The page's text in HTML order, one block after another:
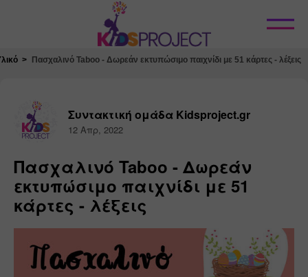
Κλείσιμο
Πασχαλινό Taboo - Δωρεάν εκτυπώσιμο παιχνίδι με 51 κάρτες - λέξεις
Συντακτική ομάδα Kidsproject.gr
12 Απρ, 2022
Πασχαλινό Taboo - Δωρεάν
εκτυπώσιμο παιχνίδι με 51
κάρτες - λέξεις